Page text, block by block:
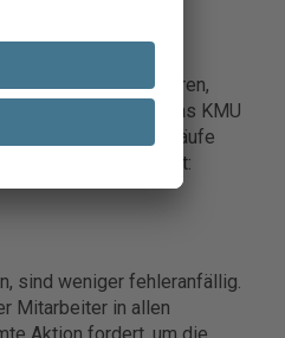
So analysieren,
was KMU
ihrer Arbeitsabläufe
in der Übersicht:
sind weniger fehleranfällig.
Mitarbeiter in allen